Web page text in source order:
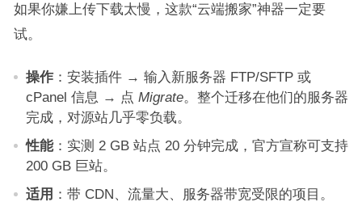
如果你嫌上传下载太慢，这款“云端搬家”神器一定要
试。
操作：安装插件 → 输入新服务器 FTP/SFTP 或
cPanel 信息 → 点 Migrate。整个迁移在他们的服务器
完成，对源站几乎零负载。
性能：实测 2 GB 站点 20 分钟完成，官方宣称可支持
200 GB 巨站。
适用 ：带 CDN、流量大、服务器带宽受限的项目。